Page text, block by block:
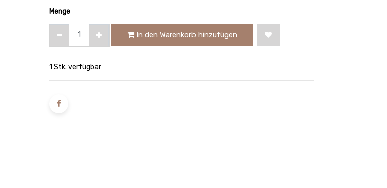
Menge
In den Warenkorb hinzufügen
1 Stk. verfügbar